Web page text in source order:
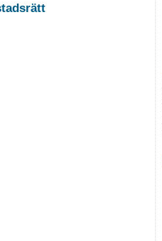
- Fastigheter och bostadsrätt